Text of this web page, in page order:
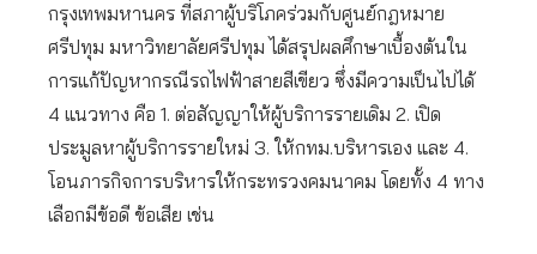
กรุงเทพมหานคร ที่สภาผู้บริโภคร่วมกับศูนย์กฎหมาย
ศรีปทุม มหาวิทยาลัยศรีปทุม ได้สรุปผลศึกษาเบื้องต้นใน
การแก้ปัญหากรณีรถไฟฟ้าสายสีเขียว ซึ่งมีความเป็นไปได้
4 แนวทาง คือ 1. ต่อสัญญาให้ผู้บริการรายเดิม 2. เปิด
ประมูลหาผู้บริการรายใหม่ 3. ให้กทม.บริหารเอง และ 4.
โอนภารกิจการบริหารให้กระทรวงคมนาคม โดยทั้ง 4 ทาง
เลือกมีข้อดี ข้อเสีย เช่น